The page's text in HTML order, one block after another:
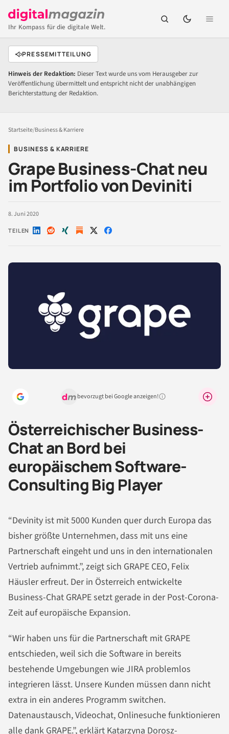
Ihr Kompass für die digitale Welt.
PRESSEMITTEILUNG
Hinweis der Redaktion: Dieser Text wurde uns vom Herausgeber zur
Veröffentlichung übermittelt und entspricht nicht der unabhängigen
Berichterstattung der Redaktion.
Startseite/Business & Karriere
BUSINESS & KARRIERE
Grape Business-Chat neu
im Portfolio von Deviniti
8. Juni 2020
TEILEN Auf Auf Auf Auf Auf
bevorzugt bei Google anzeigen!Warum lohnt sich das?
Österreichischer Business-
Chat an Bord bei
europäischem Software-
Consulting Big Player
“Devinity ist mit 5000 Kunden quer durch Europa das
bisher größte Unternehmen, dass mit uns eine
Partnerschaft eingeht und uns in den internationalen
Vertrieb aufnimmt.”, zeigt sich GRAPE CEO, Felix
Häusler erfreut. Der in Österreich entwickelte
Business-Chat GRAPE setzt gerade in der Post-Corona-
Zeit auf europäische Expansion.
“Wir haben uns für die Partnerschaft mit GRAPE
entschieden, weil sich die Software in bereits
bestehende Umgebungen wie JIRA problemlos
integrieren lässt. Unsere Kunden müssen dann nicht
extra in ein anderes Programm switchen.
Datenaustausch, Videochat, Onlinesuche funktionieren
alle dank GRAPE.”, erklärt Katarzyna Dorosz-